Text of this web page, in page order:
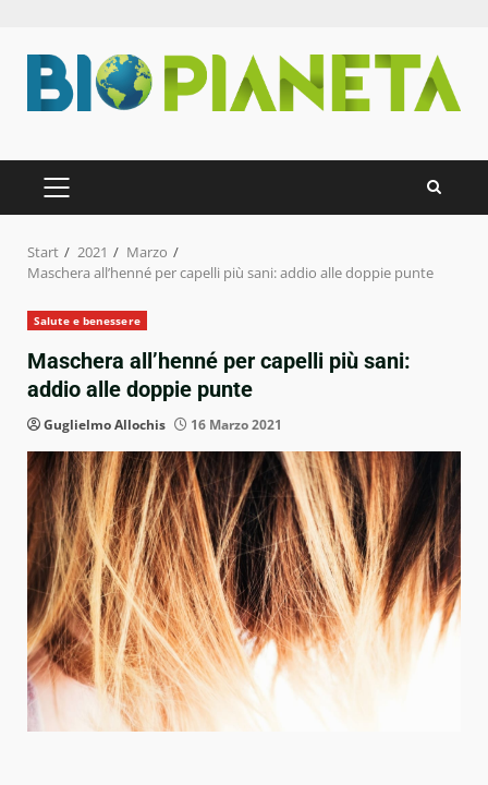
Inhalt
springen
PRIMÄRES
MENÜ
Start 2021
Marzo
Maschera all’henné per capelli più sani: addio alle doppie punte
Salute e benessere
Maschera all’henné per capelli più sani:
addio alle doppie punte
Guglielmo Allochis 16 Marzo 2021